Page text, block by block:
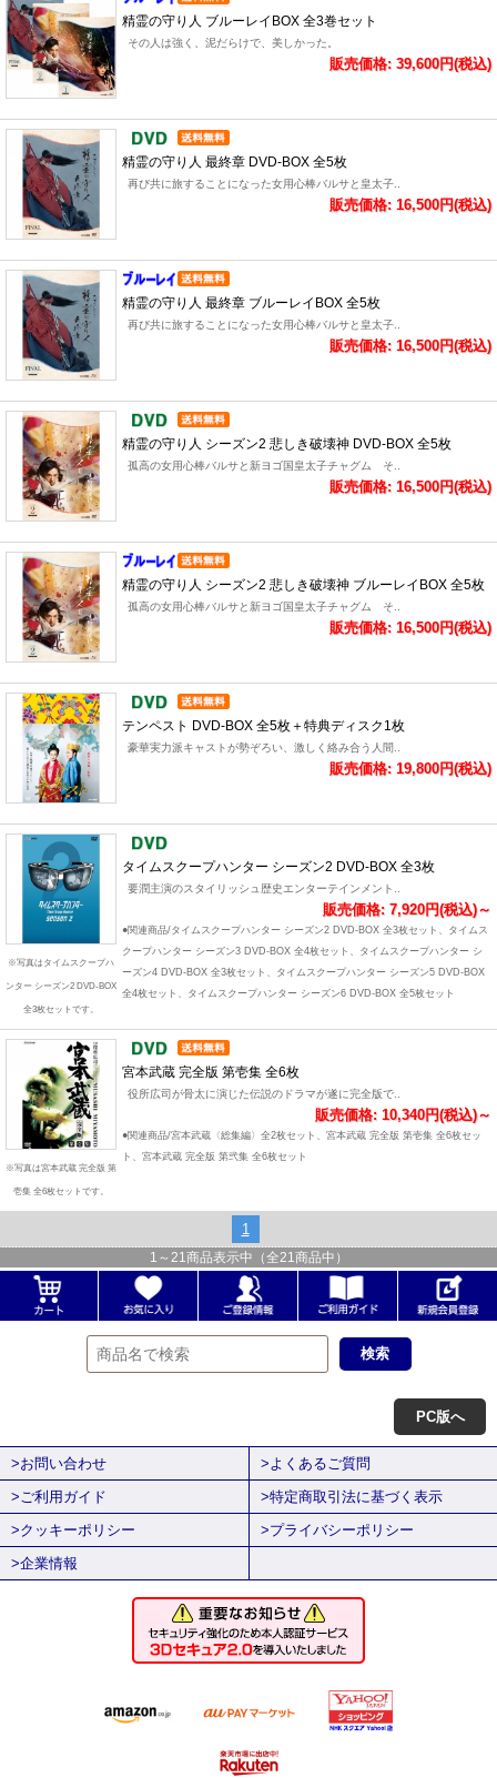
精霊の守り人 ブルーレイBOX 全3巻セット
その人は強く、泥だらけで、美しかった。
販売価格: 39,600円(税込)
精霊の守り人 最終章 DVD-BOX 全5枚
再び共に旅することになった女用心棒バルサと皇太子..
販売価格: 16,500円(税込)
精霊の守り人 最終章 ブルーレイBOX 全5枚
再び共に旅することになった女用心棒バルサと皇太子..
販売価格: 16,500円(税込)
精霊の守り人 シーズン2 悲しき破壊神 DVD-BOX 全5枚
孤高の女用心棒バルサと新ヨゴ国皇太子チャグム そ..
販売価格: 16,500円(税込)
精霊の守り人 シーズン2 悲しき破壊神 ブルーレイBOX 全5枚
孤高の女用心棒バルサと新ヨゴ国皇太子チャグム そ..
販売価格: 16,500円(税込)
テンペスト DVD-BOX 全5枚＋特典ディスク1枚
豪華実力派キャストが勢ぞろい、激しく絡み合う人間..
販売価格: 19,800円(税込)
※写真はタイムスクープハ
ンター シーズン2 DVD-BOX
全3枚セットです。
タイムスクープハンター シーズン2 DVD-BOX 全3枚
要潤主演のスタイリッシュ歴史エンターテインメント..
販売価格: 7,920円(税込)～
●関連商品/タイムスクープハンター シーズン2 DVD-BOX 全3枚セット、タイムス
クープハンター シーズン3 DVD-BOX 全4枚セット、タイムスクープハンター シ
ーズン4 DVD-BOX 全3枚セット、タイムスクープハンター シーズン5 DVD-BOX
全4枚セット、タイムスクープハンター シーズン6 DVD-BOX 全5枚セット
※写真は宮本武蔵 完全版 第
壱集 全6枚セットです。
宮本武蔵 完全版 第壱集 全6枚
役所広司が骨太に演じた伝説のドラマが遂に完全版で..
販売価格: 10,340円(税込)～
●関連商品/宮本武蔵〈総集編〉全2枚セット、宮本武蔵 完全版 第壱集 全6枚セッ
ト、宮本武蔵 完全版 第弐集 全6枚セット
1
1 ～ 21 商品表示中（全21 商品中）
PC版へ
>お問い合わせ
>よくあるご質問
>ご利用ガイド
>特定商取引法に基づく表示
>クッキーポリシー
>プライバシーポリシー
>企業情報